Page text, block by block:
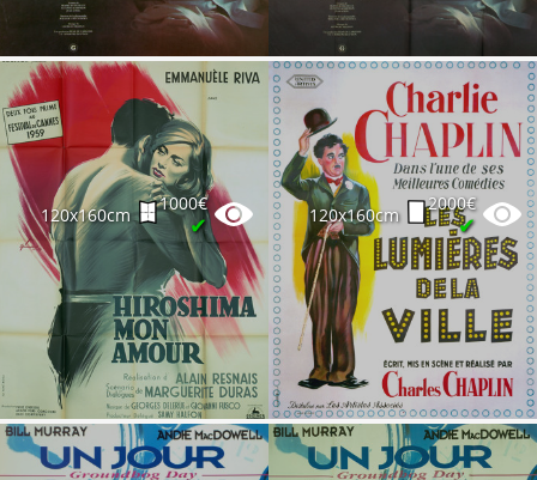
120x160cm
1000€
✔ 120x160cm
2000€
✔